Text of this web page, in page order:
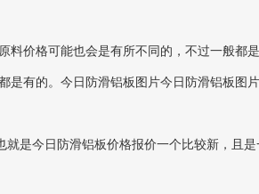
价格可能也会是有所不同的，不过一般都是
有的。今日防滑铝板图片今日防滑铝板图片
今日防滑铝板价格报价一个比较新，且是